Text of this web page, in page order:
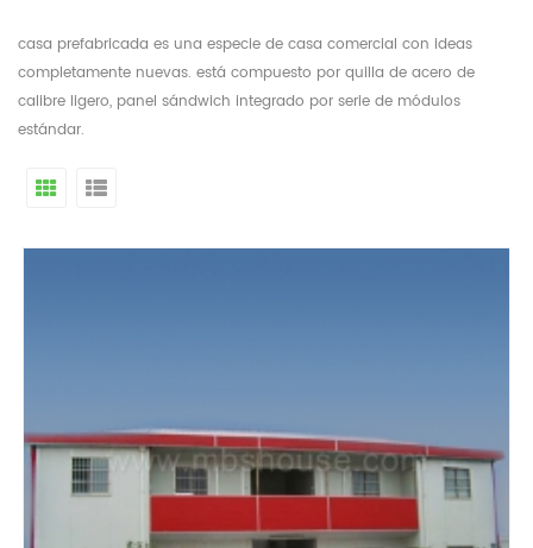
casa prefabricada es una especie de casa comercial con ideas
completamente nuevas. está compuesto por quilla de acero de
calibre ligero, panel sándwich integrado por serie de módulos
estándar.